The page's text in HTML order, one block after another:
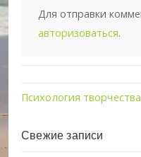
Для отправки
авторизоваться.
Психология творчества
Свежие записи